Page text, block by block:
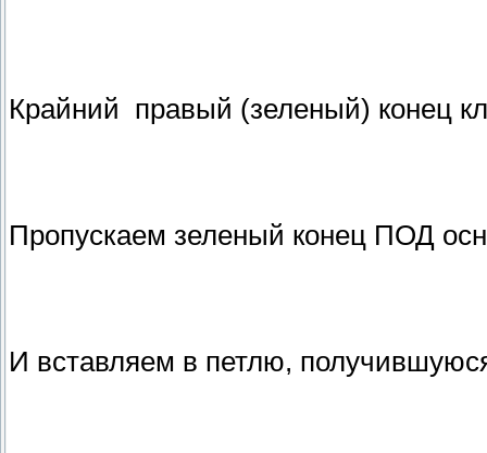
Крайний правый (зеленый) конец
Пропускаем зеленый конец ПОД
И вставляем в петлю,